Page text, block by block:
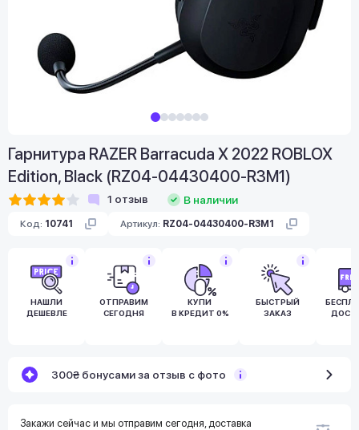
Гарнитура RAZER Barracuda X 2022 ROBLOX
Edition, Black (RZ04-04430400-R3M1)
1 отзыв В наличии
Код: 10741 Артикул: RZ04-04430400-R3M1
НАШЛИ
ДЕШЕВЛЕ
ОТПРАВИМ
СЕГОДНЯ
КУПИ
В КРЕДИТ 0%
БЫСТРЫЙ
ЗАКАЗ
300₴ бонусами за отзыв с фото
Закажи сейчас и мы отправим сегодня, доставка